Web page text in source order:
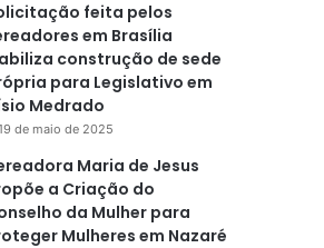
feita pelos
em Brasília
construção de sede
para Legislativo em
Medrado
de maio de 2025
Maria de Jesus
a Criação do
da Mulher para
Mulheres em Nazaré